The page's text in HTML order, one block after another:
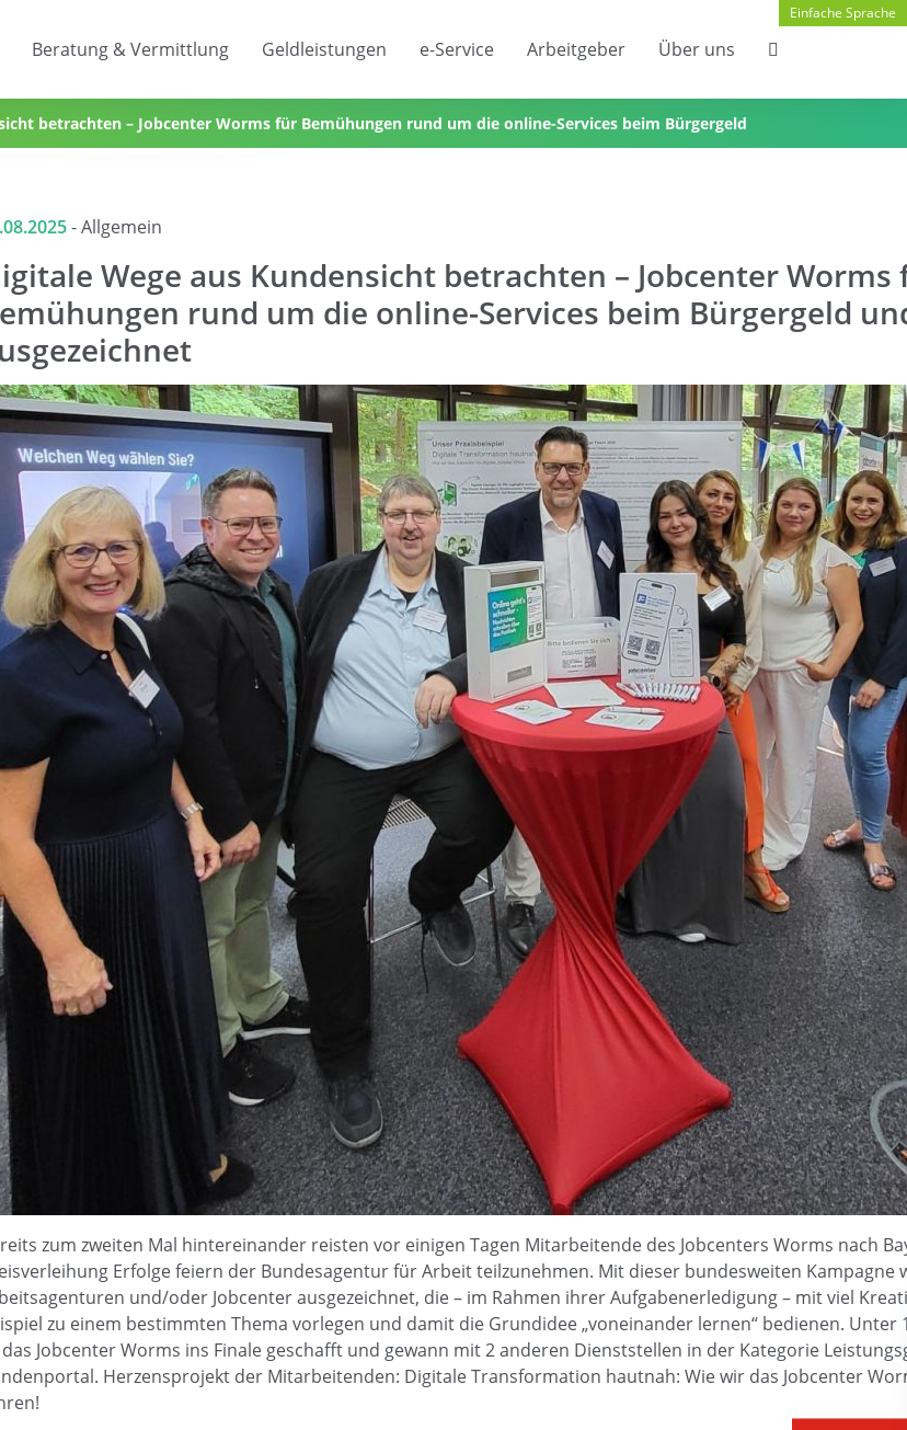
Beratung & Vermittlung Geldleistungen e-Service Arbeitgeber Über uns
Einfache Sprache
betrachten – Jobcenter Worms für Bemühungen rund um die online-Services beim Bürgergeld
-Allgemein
Wege aus Kundensicht betrachten – Jobcenter Worms
rund um die online-Services beim Bürgergeld
zum zweiten Mal hintereinander reisten vor einigen Tagen Mitarbeitende des Jobcenters Worms nach
Erfolge feiern der Bundesagentur für Arbeit teilzunehmen. Mit dieser bundesweiten Kampagne
und/oder Jobcenter ausgezeichnet, die – im Rahmen ihrer Aufgabenerledigung – mit viel
zu einem bestimmten Thema vorlegen und damit die Grundidee „voneinander lernen“ bedienen. Unter
das Jobcenter Worms ins Finale geschafft und gewann mit 2 anderen Dienststellen in der Kategorie
Herzensprojekt der Mitarbeitenden: Digitale Transformation hautnah: Wie wir das Jobcenter